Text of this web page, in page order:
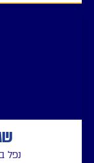
נפל